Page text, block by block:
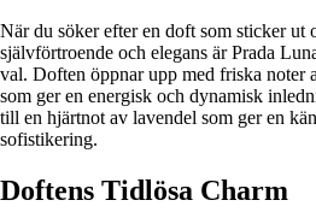
När du söker efter en doft som sticker ut
självförtroende och elegans är Prada
val. Doften öppnar upp med friska noter
som ger en energisk och dynamisk
till en hjärtnot av lavendel som ger en
sofistikering.
Doftens Tidlösa Charm